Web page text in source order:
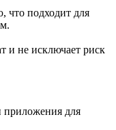
что подходит для
и не исключает риск
приложения для